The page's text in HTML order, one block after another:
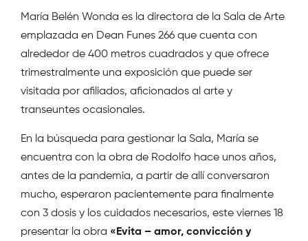
María Belén Wonda es la directora de la Sala de Arte
emplazada en Dean Funes 266 que cuenta con
alrededor de 400 metros cuadrados y que ofrece
trimestralmente una exposición que puede ser
visitada por afiliados, aficionados al arte y
transeuntes ocasionales.
En la búsqueda para gestionar la Sala, María se
encuentra con la obra de Rodolfo hace unos años,
antes de la pandemia, a partir de allí conversaron
mucho, esperaron pacientemente para finalmente
con 3 dosis y los cuidados necesarios, este viernes 18
presentar la obra «Evita – amor, convicción y